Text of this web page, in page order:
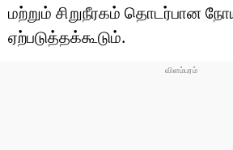
மற்றும் சிறுநீரகம் தொடர்பான
ஏற்படுத்தக்கூடும்.